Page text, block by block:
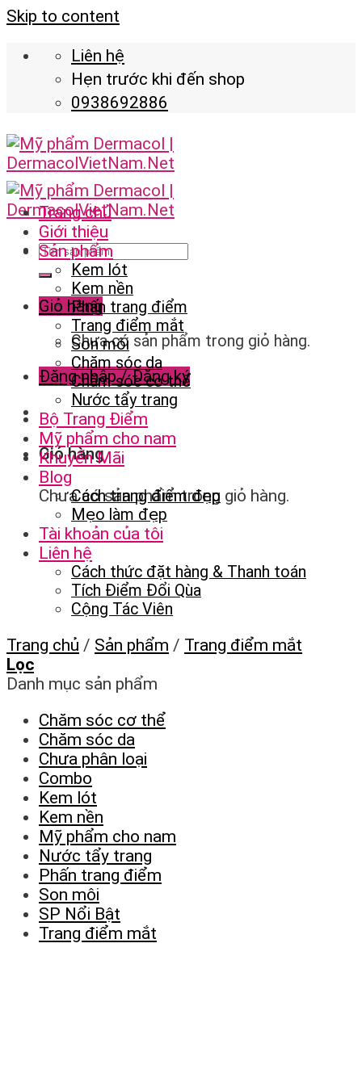
Skip to content
Liên hệ
Hẹn trước khi đến shop
0938692886
Giỏ hàng
Chưa có sản phẩm trong giỏ hàng.
Đăng nhập / Đăng ký
Giỏ hàng
Chưa có sản phẩm trong giỏ hàng.
Trang chủ
Giới thiệu
Sản phẩm
Kem lót
Kem nền
Phấn trang điểm
Trang điểm mắt
Son môi
Chăm sóc da
Chăm sóc cơ thể
Nước tẩy trang
Bộ Trang Điểm
Mỹ phẩm cho nam
Khuyến Mãi
Blog
Cách trang điểm đẹp
Mẹo làm đẹp
Tài khoản của tôi
Liên hệ
Cách thức đặt hàng & Thanh toán
Tích Điểm Đổi Qùa
Cộng Tác Viên
Trang chủ / Sản phẩm / Trang điểm mắt
Lọc
Danh mục sản phẩm
Chăm sóc cơ thể
Chăm sóc da
Chưa phân loại
Combo
Kem lót
Kem nền
Mỹ phẩm cho nam
Nước tẩy trang
Phấn trang điểm
Son môi
SP Nổi Bật
Trang điểm mắt